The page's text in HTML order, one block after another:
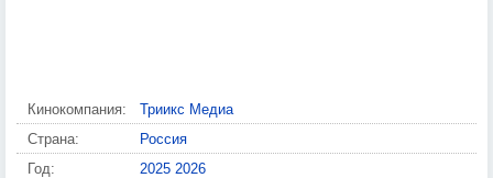
Кинокомпания:
Триикс Медиа
Страна:
Россия
Год:
2025 2026